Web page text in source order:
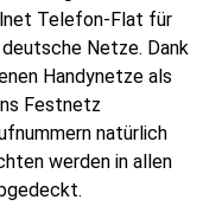
Telefon-Flat für
Netze. Dank
Handynetze als
Festnetz
natürlich
werden in allen